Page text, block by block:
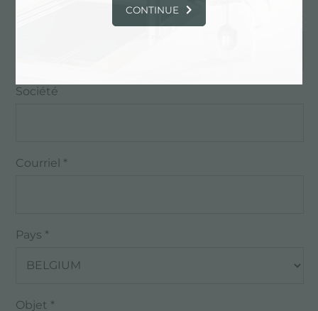
Société
Courriel *
Pays *
Objet *
CONTINUE